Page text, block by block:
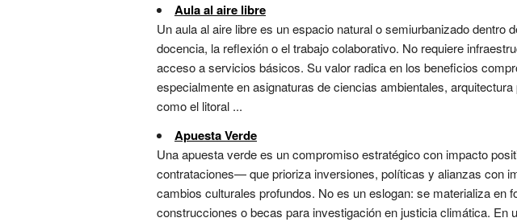
Aula al aire libre
Un aula al aire libre es un espacio natural o semiurbanizado
docencia, la reflexión o el trabajo colaborativo. No requiere
acceso a servicios básicos. Su valor radica en los beneficios
especialmente en asignaturas de ciencias ambientales,
como el litoral ...
Apuesta Verde
Una apuesta verde es un compromiso estratégico con impacto
contrataciones— que prioriza inversiones, políticas y alianzas con
cambios culturales profundos. No es un eslogan: se materializa
construcciones o becas para investigación en justicia climática.